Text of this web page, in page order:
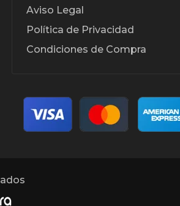
Aviso Legal
Política de Privacidad
Condiciones de Compra